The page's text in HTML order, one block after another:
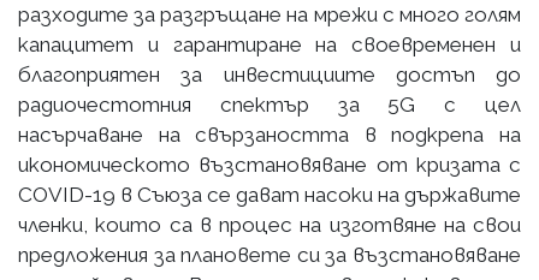
разходите за разгръщане на мрежи с много голям
капацитет и гарантиране на своевременен и
благоприятен за инвестициите достъп до
радиочестотния спектър за 5G с цел
насърчаване на свързаността в подкрепа на
икономическото възстановяване от кризата с
COVID-19 в Съюза се дават насоки на държавите
членки, които са в процес на изготвяне на свои
предложения за плановете си за възстановяване